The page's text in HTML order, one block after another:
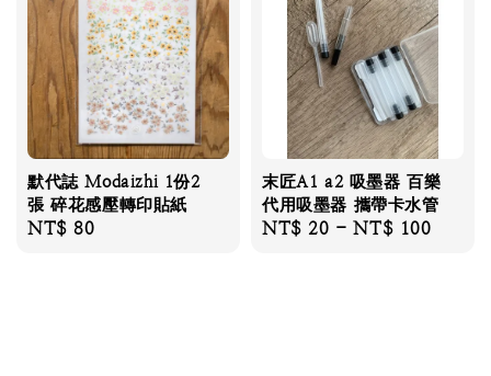
默代誌 Modaizhi 1份2
張 碎花感壓轉印貼紙
Regular
NT$ 80
末匠A1 a2 吸墨器 百樂
代用吸墨器 攜帶卡水管
Regular
NT$ 20 -NT$ 100